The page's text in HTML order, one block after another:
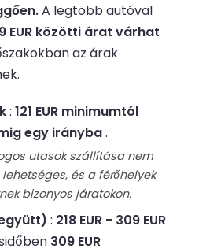
A legtöbb autóval
EUR közötti árat várhat
az árak
: 121 EUR minimumtól
egy irányba.
utasok szállítása nem
és a férőhelyek
bizonyos járatokon.
: 218 EUR - 309 EUR
309 EUR